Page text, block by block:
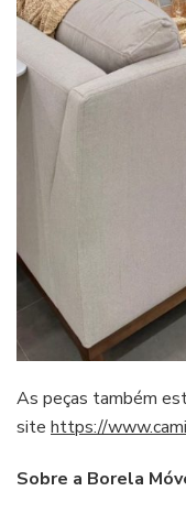
As peças também
site https://
Sobre a Borela